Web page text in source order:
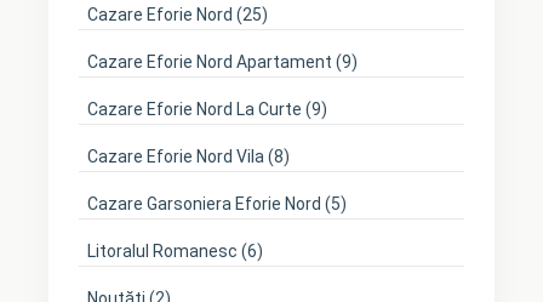
Cazare Eforie Nord (25)
Cazare Eforie Nord Apartament (9)
Cazare Eforie Nord La Curte (9)
Cazare Eforie Nord Vila (8)
Cazare Garsoniera Eforie Nord (5)
Litoralul Romanesc (6)